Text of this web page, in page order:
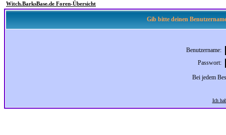
Witch.BarksBase.de Foren-Übersicht
Gib bitte deinen
Benutzername:
Passwort:
Bei jedem
Ich